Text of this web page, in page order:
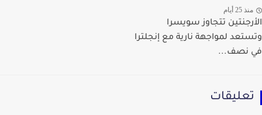
25 أيام
تتجاوز سويسرا
لمواجهة نارية مع إنجلترا
نصف...